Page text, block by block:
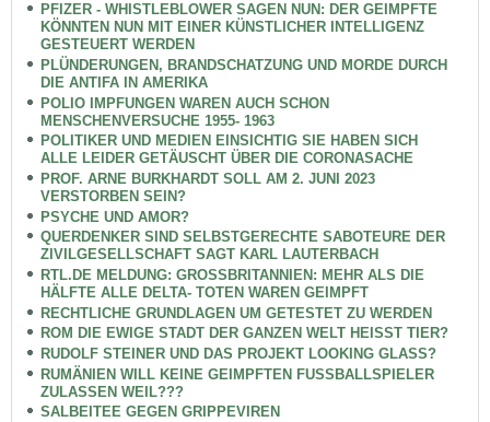
PFIZER - WHISTLEBLOWER SAGEN NUN: DER GEIMPFTE
KÖNNTEN NUN MIT EINER KÜNSTLICHER INTELLIGENZ
GESTEUERT WERDEN
PLÜNDERUNGEN, BRANDSCHATZUNG UND MORDE DURCH
DIE ANTIFA IN AMERIKA
POLIO IMPFUNGEN WAREN AUCH SCHON
MENSCHENVERSUCHE 1955- 1963
POLITIKER UND MEDIEN EINSICHTIG SIE HABEN SICH
ALLE LEIDER GETÄUSCHT ÜBER DIE CORONASACHE
PROF. ARNE BURKHARDT SOLL AM 2. JUNI 2023
VERSTORBEN SEIN?
PSYCHE UND AMOR?
QUERDENKER SIND SELBSTGERECHTE SABOTEURE DER
ZIVILGESELLSCHAFT SAGT KARL LAUTERBACH
RTL.DE MELDUNG: GROSSBRITANNIEN: MEHR ALS DIE
HÄLFTE ALLE DELTA- TOTEN WAREN GEIMPFT
RECHTLICHE GRUNDLAGEN UM GETESTET ZU WERDEN
ROM DIE EWIGE STADT DER GANZEN WELT HEISST TIER?
RUDOLF STEINER UND DAS PROJEKT LOOKING GLASS?
RUMÄNIEN WILL KEINE GEIMPFTEN FUSSBALLSPIELER
ZULASSEN WEIL???
SALBEITEE GEGEN GRIPPEVIREN